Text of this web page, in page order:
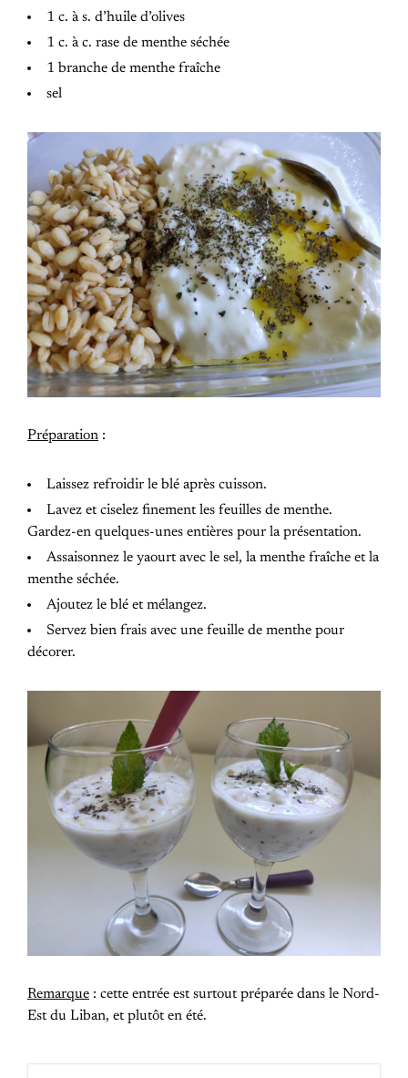
1 c. à s. d’huile d’olives
1 c. à c. rase de menthe séchée
1 branche de menthe fraîche
sel
Préparation :
Laissez refroidir le blé après cuisson.
Lavez et ciselez finement les feuilles de menthe.
Gardez-en quelques-unes entières pour la présentation.
Assaisonnez le yaourt avec le sel, la menthe fraîche et la
menthe séchée.
Ajoutez le blé et mélangez.
Servez bien frais avec une feuille de menthe pour
décorer.
Remarque : cette entrée est surtout préparée dans le Nord-
Est du Liban, et plutôt en été.